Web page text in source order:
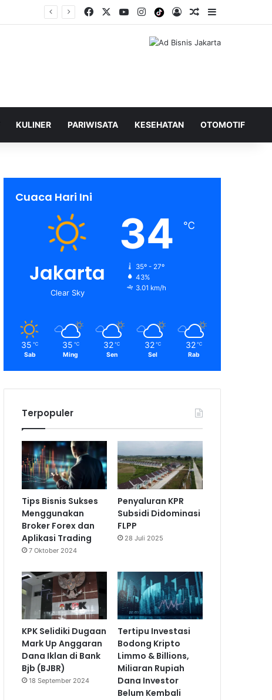
Facebook YouTubeInstagramTiktokLog InShuffle Berita
KULINER PARIWISATA KESEHATAN OTOMOTIF
Cuaca Hari Ini
Jakarta
Clear Sky
34 ℃
35º - 27º
43%
3.01 km/h
35 ℃
Sab
35 ℃
Ming
32 ℃
Sen
32 ℃
Sel
32 ℃
Rab
Terpopuler
Tips Bisnis Sukses
Menggunakan
Broker Forex dan
Aplikasi Trading
7 Oktober 2024
Penyaluran KPR
Subsidi Didominasi
FLPP
28 Juli 2025
KPK Selidiki Dugaan
Mark Up Anggaran
Dana Iklan di Bank
Bjb (BJBR)
18 September 2024
Tertipu Investasi
Bodong Kripto
Limmo & Billions,
Miliaran Rupiah
Dana Investor
Belum Kembali